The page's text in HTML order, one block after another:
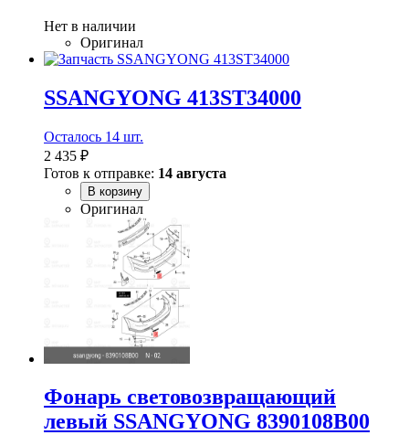
Нет в наличии
Оригинал
SSANGYONG 413ST34000
Осталось 14 шт.
2 435 ₽
Готов к отправке: 14 августа
В корзину
Оригинал
Фонарь световозвращающий
левый SSANGYONG 8390108B00